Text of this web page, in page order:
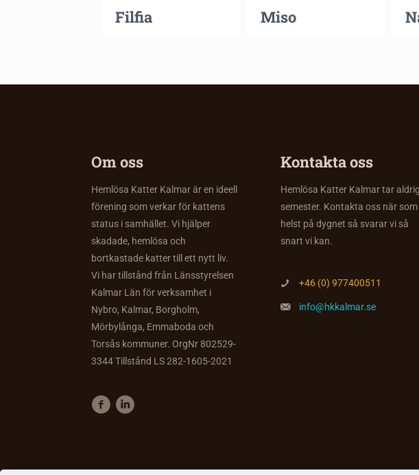
Filfia Miso
Om oss
Hemlösa Katter Kalmar är en ideell
förening som verkar för kattens
status i samhället. Vi hjälper
skadade, hemlösa och
bortkastade katter till ett nytt liv.
Vi har tillstånd från Länsstyrelsen
Kalmar Län för verksamhet i
Nybro, Kalmar, Borgholm,
Mörbylånga, Emmaboda och
Torsås kommuner. OrgNr 802529-
3344 Tillstånd LS 282-1605-2021
Kontakta oss
Hemlösa Katter Kalmar tar aldrig
semester. Kontakta oss när som
helst på dygnet så svarar vi så
snart vi kan.
+46 (0) 977400511
info@hkkalmar.se